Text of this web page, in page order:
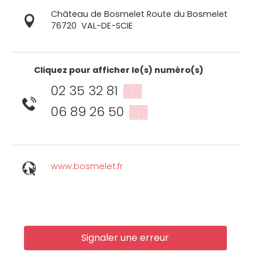
Château de Bosmelet Route du Bosmelet
76720 VAL-DE-SCIE
Cliquez pour afficher le(s) numéro(s)
02 35 32 81 ▒▒
06 89 26 50 ▒▒
www.bosmelet.fr
Signaler une erreur